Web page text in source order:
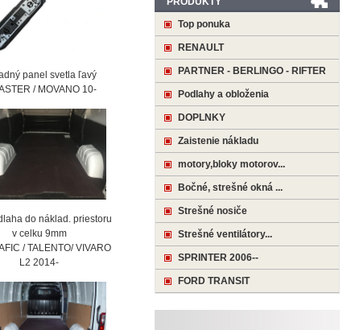
Top ponuka
RENAULT
PARTNER - BERLINGO - RIFTER
Podlahy a obloženia
DOPLNKY
Zaistenie nákladu
motory,bloky motorov...
Bočné, strešné okná ...
Strešné nosiče
Strešné ventilátory...
SPRINTER 2006--
FORD TRANSIT
panel svetla ľavý
/ MOVANO 10-
do náklad. priestoru
9mm
/ TALENTO/ VIVARO
2014-